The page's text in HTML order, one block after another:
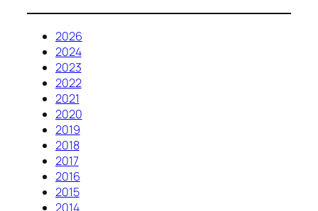
2026
2024
2023
2022
2021
2020
2019
2018
2017
2016
2015
2014